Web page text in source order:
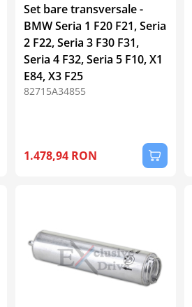
Set bare transversale -
BMW Seria 1 F20 F21, Seria
2 F22, Seria 3 F30 F31,
Seria 4 F32, Seria 5 F10, X1
E84, X3 F25
82715A34855
1.478,94 RON